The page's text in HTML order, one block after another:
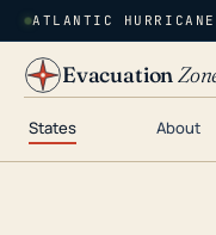
ATLANTIC
Evacuation
States About